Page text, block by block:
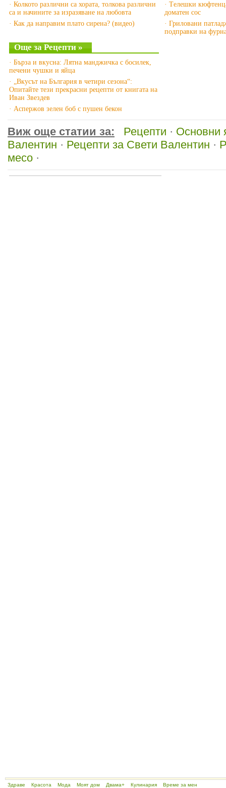
· Колкото различни са хората, толкова различни
са и начините за изразяване на любовта
· Как да направим плато сирена? (видео)
· Tелешки
доматен сос
· Гриловани
подправки на
Още за Рецепти »
· Бърза и вкусна: Лятна манджичка с босилек,
печени чушки и яйца
· „Вкусът на България в четири сезона“:
Опитайте тези прекрасни рецепти от книгата на
Иван Звездев
· Аспержов зелен боб с пушен бекон
Виж още статии за: Рецепти · Основни
Валентин · Рецепти за Свети Валентин ·
месо ·
Здраве Красота Мода Моят дом Двама+ Кулинария Време за мен